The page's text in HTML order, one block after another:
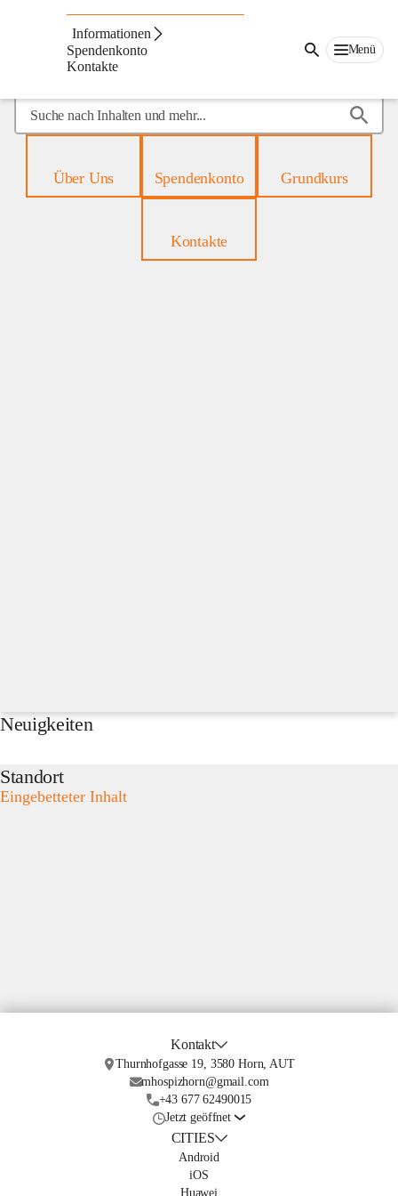
Informationen
Spendenkonto
Kontakte
Menü
Suche
nach
mehr...Über Uns Spendenkonto Grundkurs
Kontakte
Neuigkeiten
Standort
Eingebetteter Inhalt
Kontakt
Thurnhofgasse 19, 3580 Horn, AUT
mhospizhorn@gmail.com
+43 677 62490015
Jetzt geöffnet
CITIES
Android
iOS
Huawei